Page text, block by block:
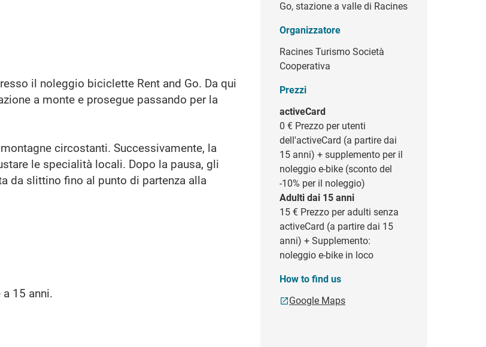
il noleggio biciclette Rent and Go. Da qui
a monte e prosegue passando per la
circostanti. Successivamente, la
le specialità locali. Dopo la pausa, gli
da slittino fino al punto di partenza alla
15 anni.
Go, stazione a valle di Racines
Organizzatore
Racines Turismo Società
Cooperativa
Prezzi
activeCard
0 € Prezzo per utenti
dell'activeCard (a partire dai
15 anni) + supplemento per il
noleggio e-bike (sconto del
-10% per il noleggio)
Adulti dai 15 anni
15 € Prezzo per adulti senza
activeCard (a partire dai 15
anni) + Supplemento:
noleggio e-bike in loco
How to find us
Google Maps